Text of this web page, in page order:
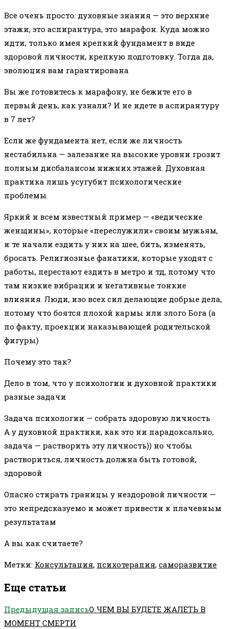
Все очень просто: духовные знания — это верхние
этажи, это аспирантура, это марафон. Куда можно
идти, только имея крепкий фундамент в виде
здоровой личности, крепкую подготовку. Тогда да,
эволюция вам гарантирована
Вы же готовитесь к марафону, не бежите его в
первый день, как узнали? И не идете в аспирантуру
в 7 лет?
Если же фундамента нет, если же личность
нестабильна — залезание на высокие уровни грозит
полным дисбалансом нижних этажей. Духовная
практика лишь усугубит психологические
проблемы
Яркий и всем известный пример — «ведические
женщины», которые «переслужили» своим мужьям,
и те начали ездить у них на шее, бить, изменять,
бросать. Религиозные фанатики, которые уходят с
работы, перестают ездить в метро и тд, потому что
там низкие вибрации и негативные тонкие
влияния. Люди, изо всех сил делающие добрые дела,
потому что боятся плохой кармы или злого Бога (а
по факту, проекции наказывающей родительской
фигуры)
Почему это так?
Дело в том, что у психологии и духовной практики
разные задачи
Задача психологии — собрать здоровую личность
А у духовной практики, как это ни парадоксально,
задача — растворить эту личность)) но чтобы
раствориться, личность должна быть готовой,
здоровой
Опасно стирать границы у нездоровой личности —
это непредсказуемо и может привести к плачевным
результатам
А вы как считаете?
Метки: Консультация, психотерапия, саморазвитие
Еще статьи
Предыдущая записьО ЧЕМ ВЫ БУДЕТЕ ЖАЛЕТЬ В
МОМЕНТ СМЕРТИ